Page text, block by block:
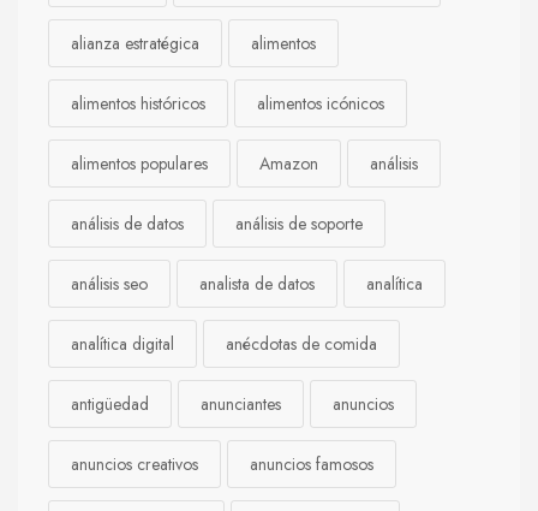
alianza estratégica alimentos
alimentos históricos alimentos icónicos
alimentos populares Amazon análisis
análisis de datos análisis de soporte
análisis seo analista de datos analítica
analítica digital anécdotas de comida
antigüedad anunciantes anuncios
anuncios creativos anuncios famosos